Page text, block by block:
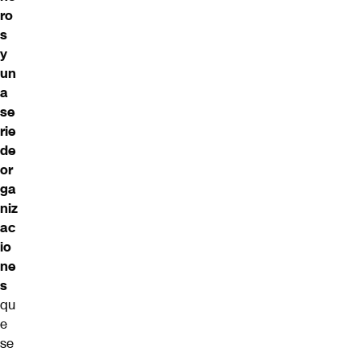
ro
s
y
un
a
se
rie
de
or
ga
niz
ac
io
ne
s
qu
e
se